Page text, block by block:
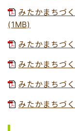
みたかまちづ
(1MB)
みたかまちづ
みたかまちづ
みたかまちづ
みたかまちづ